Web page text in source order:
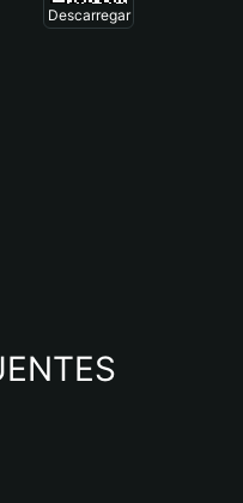
Descarregar